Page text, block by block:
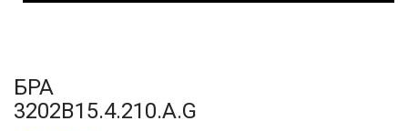
БРА
3202B15.4.210.A.G